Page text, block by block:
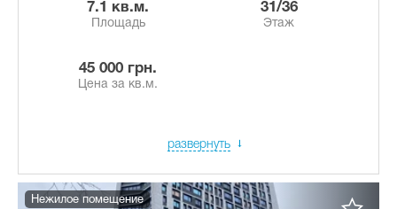
7.1 кв.м.
Площадь
31/36
Этаж
45 000 грн.
Цена за кв.м.
развернуть
Нежилое помещение